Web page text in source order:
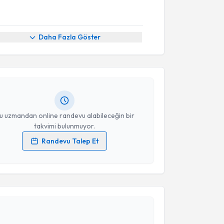
Daha Fazla Göster
uzmandan online randevu alabileceğin bir
takvimi bulunmuyor.
Randevu Talep Et
Talebi
verilerimin işlenmesine ilişkinAydınlatma Metni
Talebi
Nur Uysal